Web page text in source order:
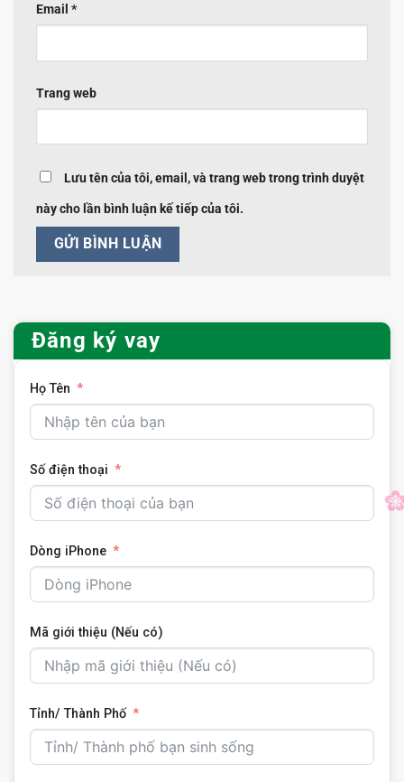
Email *
Trang web
Lưu tên của tôi, email, và trang web trong trình duyệt
này cho lần bình luận kế tiếp của tôi.
Đăng ký vay
Họ Tên
Số điện thoại
Dòng iPhone
Mã giới thiệu (Nếu có)
Tỉnh/ Thành Phố